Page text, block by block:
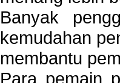
Banyak
kemudahan
membantu
Para pemain